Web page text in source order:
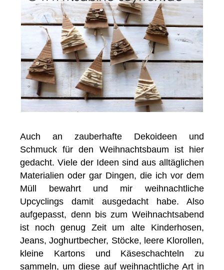
Auch an zauberhafte Dekoideen und
Schmuck für den Weihnachtsbaum ist hier
gedacht. Viele der Ideen sind aus alltäglichen
Materialien oder gar Dingen, die ich vor dem
Müll bewahrt und mir weihnachtliche
Upcyclings damit ausgedacht habe. Also
aufgepasst, denn bis zum Weihnachtsabend
ist noch genug Zeit um alte Kinderhosen,
Jeans, Joghurtbecher, Stöcke, leere Klorollen,
kleine Kartons und Käseschachteln zu
sammeln, um diese auf weihnachtliche Art in